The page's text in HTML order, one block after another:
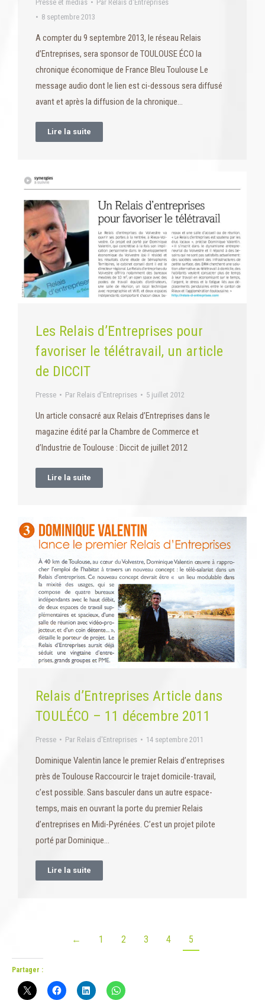
Presse et médias Par Relais d'Entreprises
8 septembre 2013
A compter du 9 septembre 2013, le réseau Relais
d’Entreprises, sera sponsor de TOULOUSE ÉCO la
chronique économique de France Bleu Toulouse Le
message audio dont le lien est ci-dessous sera diffusé
avant et après la diffusion de la chronique…
Lire la suite
Les Relais d’Entreprises pour
favoriser le télétravail, un article
de DICCIT
Presse Par Relais d'Entreprises 5 juillet 2012
Un article consacré aux Relais d’Entreprises dans le
magazine édité par la Chambre de Commerce et
d’Industrie de Toulouse : Diccit de juillet 2012
Lire la suite
Relais d’Entreprises Article dans
TOULÉCO – 11 décembre 2011
Presse Par Relais d'Entreprises 14 septembre 2011
Dominique Valentin lance le premier Relais d’entreprises
près de Toulouse Raccourcir le trajet domicile-travail,
c’est possible. Sans basculer dans un autre espace-
temps, mais en ouvrant la porte du premier Relais
d’entreprises en Midi-Pyrénées. C’est un projet pilote
porté par Dominique…
Lire la suite
← 1 2 3 4 5
Partager :